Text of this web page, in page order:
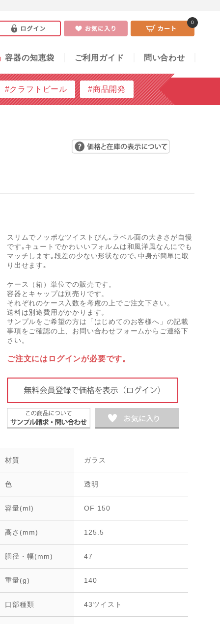
容器の知恵袋 ご利用ガイド 問い合わせ
0
#クラフトビール #商品開発
わせ
スリムでノッポなツイストびん｡ラベル面の大きさが自慢
です｡キュートでかわいいフォルムは和風洋風なんにでも
マッチします｡段差の少ない形状なので､中身が簡単に取
り出せます｡
ケース（箱）単位での販売です。
容器とキャップは別売りです。
それぞれのケース入数を考慮の上でご注文下さい。
送料は別途費用がかかります。
サンプルをご希望の方は「はじめてのお客様へ」の記載
事項をご確認の上、お問い合わせフォームからご連絡下
さい。
ご注文にはログインが必要です。
材質 ガラス
色 透明
容量(ml) OF 150
高さ(mm) 125.5
胴径・幅(mm) 47
重量(g) 140
口部種類 43ツイスト